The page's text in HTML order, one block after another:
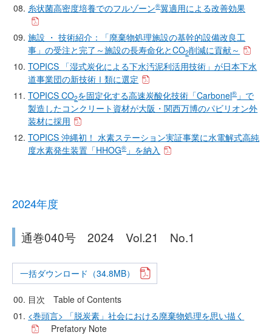
糸状菌高密度培養でのフルゾーン®翼適用による改善効果
施設 ・ 技術紹介：「廃棄物処理施設の基幹的設備改良工
事」の受注と完了～施設の長寿命化とCO2削減に貢献～
TOPICS 「湿式炭化による下水汚泥利活用技術」が日本下水
道事業団の新技術Ⅰ類に選定
TOPICS CO2を固定化する高速炭酸化技術「Carbonel®」で
製造したコンクリート資材が大阪・関西万博のパビリオン外
装材に採用
TOPICS 沖縄初！ 水素ステーション実証事業に水電解式高純
度水素発生装置「HHOG®」を納入
2024年度
通巻040号 2024 Vol.21 No.1
一括ダウンロード（34.8MB）
目次 Table of Contents
<巻頭言> 「脱炭素」社会における廃棄物処理を思い描く
Prefatory Note